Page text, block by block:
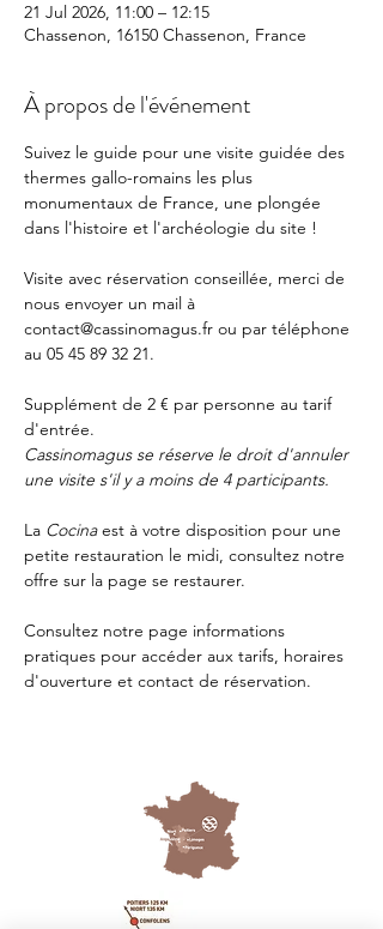
21 Jul 2026, 11:00 – 12:15
Chassenon, 16150 Chassenon, France
À propos de l'événement
Suivez le guide pour une visite guidée des
thermes gallo-romains les plus
monumentaux de France, une plongée
dans l'histoire et l'archéologie du site !
Visite avec réservation conseillée, merci de
nous envoyer un mail à
contact@cassinomagus.fr ou par téléphone
au 05 45 89 32 21.
Supplément de 2 € par personne au tarif
d'entrée.
Cassinomagus se réserve le droit d'annuler
une visite s'il y a moins de 4 participants.
La Cocina est à votre disposition pour une
petite restauration le midi, consultez notre
offre sur la page se restaurer.
Consultez notre page informations
pratiques pour accéder aux tarifs, horaires
d'ouverture et contact de réservation.